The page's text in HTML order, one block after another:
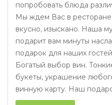
попробовать блюда
Мы ждем Вас в
вкусно, изыскано. Наша
подарит вам минуты
подарок для наших
Богатый выбор вин.
букеты, украшение
винную карту. Наш